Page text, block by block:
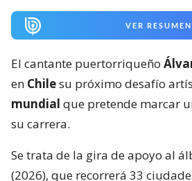
VER RESUMEN
El cantante puertorriqueño
en Chilesu próximo desafío
mundial que pretende marcar
su carrera.
Se trata de la gira de apoyo al
(2026), que recorrerá 33